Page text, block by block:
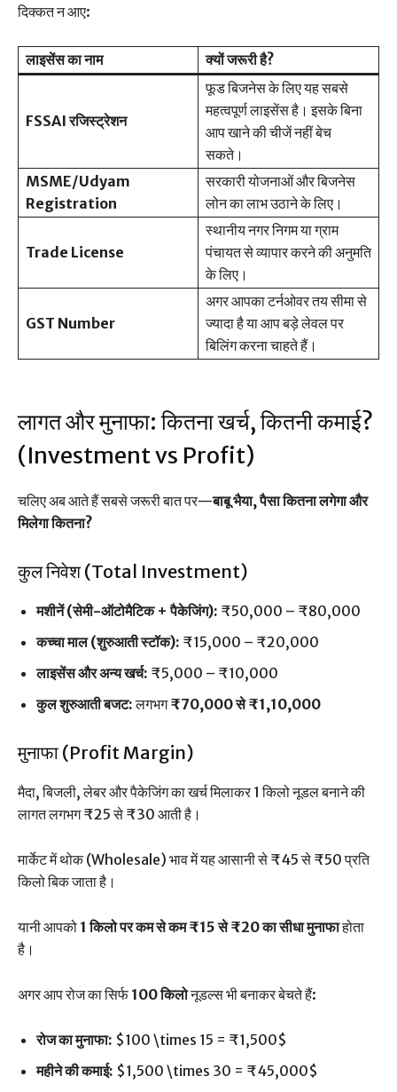
दिक्कत न आए:
लाइसेंस का नाम क्यों जरूरी है?
FSSAI रजिस्ट्रेशन
फूड बिजनेस के लिए यह सबसे
महत्वपूर्ण लाइसेंस है। इसके बिना
आप खाने की चीजें नहीं बेच
सकते।
MSME/Udyam
Registration
सरकारी योजनाओं और बिजनेस
लोन का लाभ उठाने के लिए।
Trade License
स्थानीय नगर निगम या ग्राम
पंचायत से व्यापार करने की अनुमति
के लिए।
GST Number
अगर आपका टर्नओवर तय सीमा से
ज्यादा है या आप बड़े लेवल पर
बिलिंग करना चाहते हैं।
लागत और मुनाफा: कितना खर्च, कितनी कमाई?
(Investment vs Profit)
चलिए अब आते हैं सबसे जरूरी बात पर—बाबू भैया, पैसा कितना लगेगा और
मिलेगा कितना?
कुल निवेश (Total Investment)
मशीनें (सेमी-ऑटोमैटिक + पैकेजिंग): ₹50,000 – ₹80,000
कच्चा माल (शुरुआती स्टॉक): ₹15,000 – ₹20,000
लाइसेंस और अन्य खर्च: ₹5,000 – ₹10,000
कुल शुरुआती बजट:लगभग₹70,000 से ₹1,10,000
मुनाफा (Profit Margin)
मैदा, बिजली, लेबर और पैकेजिंग का खर्च मिलाकर 1 किलो नूडल बनाने की
लागत लगभग ₹25 से ₹30 आती है।
मार्केट में थोक (Wholesale) भाव में यह आसानी से ₹45 से ₹50 प्रति
किलो बिक जाता है।
यानी आपको 1 किलो पर कम से कम ₹15 से ₹20 का सीधा मुनाफाहोता
है।
अगर आप रोज का सिर्फ 100 किलोनूडल्स भी बनाकर बेचते हैं:
रोज का मुनाफा: $100 \times 15 = ₹1,500$
महीने की कमाई: $1,500 \times 30 = ₹45,000$